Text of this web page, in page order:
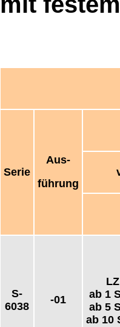
Serie
Aus-
führung
S-
6038
-01
ab 1
ab 5
ab 10